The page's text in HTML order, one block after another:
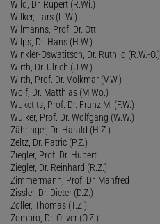
Wild, Dr. Rupert (R.Wi.)
Wilker, Lars (L.W.)
Wilmanns, Prof. Dr. Otti
Wilps, Dr. Hans (H.W.)
Winkler-Oswatitsch, Dr. Ruthild (R.W.-O.)
Wirth, Dr. Ulrich (U.W.)
Wirth, Prof. Dr. Volkmar (V.W.)
Wolf, Dr. Matthias (M.Wo.)
Wuketits, Prof. Dr. Franz M. (F.W.)
Wülker, Prof. Dr. Wolfgang (W.W.)
Zähringer, Dr. Harald (H.Z.)
Zeltz, Dr. Patric (P.Z.)
Ziegler, Prof. Dr. Hubert
Ziegler, Dr. Reinhard (R.Z.)
Zimmermann, Prof. Dr. Manfred
Zissler, Dr. Dieter (D.Z.)
Zöller, Thomas (T.Z.)
Zompro, Dr. Oliver (O.Z.)